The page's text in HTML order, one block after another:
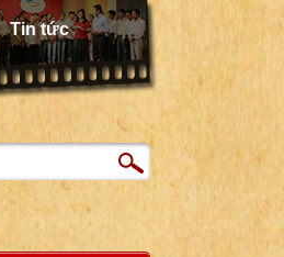
Tin tức